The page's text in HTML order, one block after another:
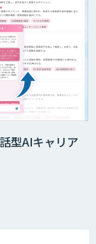
ジンベイ 生成
型AIキャリア